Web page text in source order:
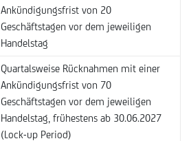
Ankündigungsfrist von 20
Geschäftstagen vor dem jeweiligen
Handelstag
Quartalsweise Rücknahmen mit einer
Ankündigungsfrist von 70
Geschäftstagen vor dem jeweiligen
Handelstag, frühestens ab 30.06.2027
(Lock-up Period)